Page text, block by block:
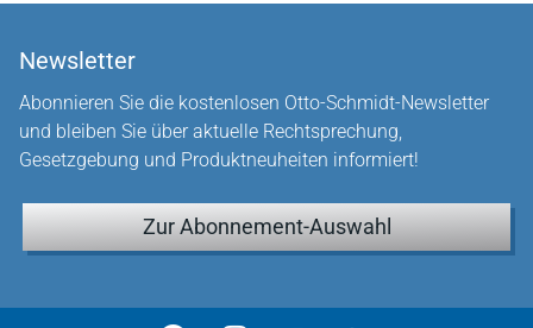
Newsletter
Abonnieren Sie die kostenlosen Otto-Schmidt-Newsletter
und bleiben Sie über aktuelle Rechtsprechung,
Gesetzgebung und Produktneuheiten informiert!
Zur Abonnement-Auswahl